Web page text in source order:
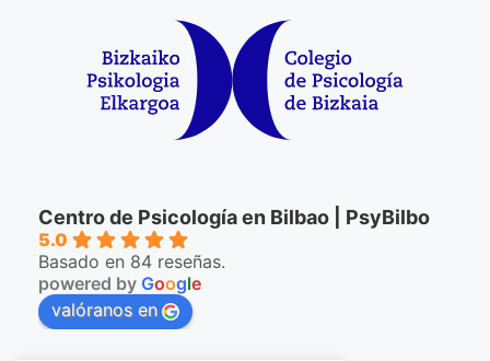
Centro de Psicología en Bilbao | PsyBilbo
5.0
Basado en 84 reseñas.
powered by Google
valóranos en